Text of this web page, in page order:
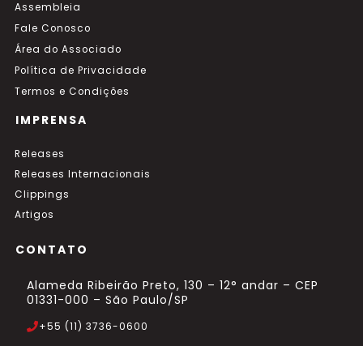
Assembleia
Fale Conosco
Área do Associado
Política de Privacidade
Termos e Condições
IMPRENSA
Releases
Releases Internacionais
Clippings
Artigos
CONTATO
Alameda Ribeirão Preto, 130 – 12° andar – CEP
01331-000 – São Paulo/SP
+55 (11) 3736-0600